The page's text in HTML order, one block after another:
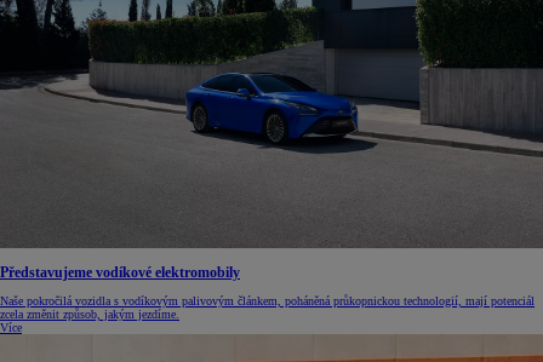
Představujeme vodíkové elektromobily
Naše pokročilá vozidla s vodíkovým palivovým článkem, poháněná průkopnickou technologií, mají potenciál
zcela změnit způsob, jakým jezdíme.
Více